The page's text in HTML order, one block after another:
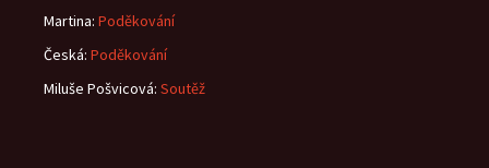
Martina: Poděkování
Česká: Poděkování
Miluše Pošvicová: Soutěž